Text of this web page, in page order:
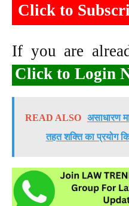
Click to
If you are
Click to Login
READ ALSO असाधारण
तहत शक्ति का प्रयोग